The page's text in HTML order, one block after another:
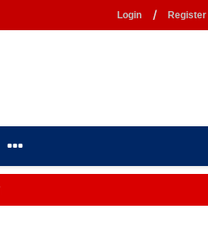
Login / Register